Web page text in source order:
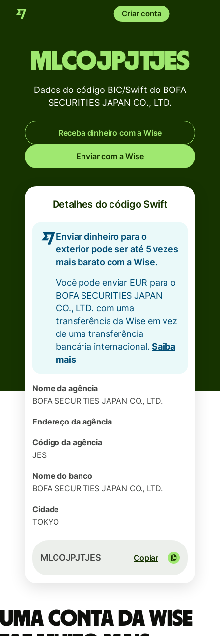
Criar conta
MLCOJPJTJES
Dados do código BIC/Swift do BOFA
SECURITIES JAPAN CO., LTD.
Receba dinheiro com a Wise
Enviar com a Wise
Detalhes do código Swift
Enviar dinheiro para o
exterior pode ser até 5 vezes
mais barato com a Wise.
Você pode enviar EUR para o
BOFA SECURITIES JAPAN
CO., LTD. com uma
transferência da Wise em vez
de uma transferência
bancária internacional.Saiba
mais
Nome da agência
BOFA SECURITIES JAPAN CO., LTD.
Endereço da agência
Código da agência
JES
Nome do banco
BOFA SECURITIES JAPAN CO., LTD.
Cidade
TOKYO
MLCOJPJTJES Copiar
Uma conta da Wise